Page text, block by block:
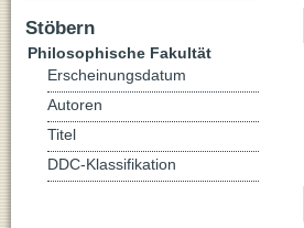
Stöbern
Philosophische Fakultät
Erscheinungsdatum
Autoren
Titel
DDC-Klassifikation